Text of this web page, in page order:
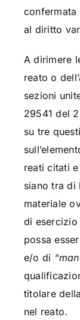
confermata
al diritto
A dirimere
reato o
sezioni
29541 del
su tre
reati citati
siano tra di
materiale
di
possa
e/o di
titolare
nel reato.